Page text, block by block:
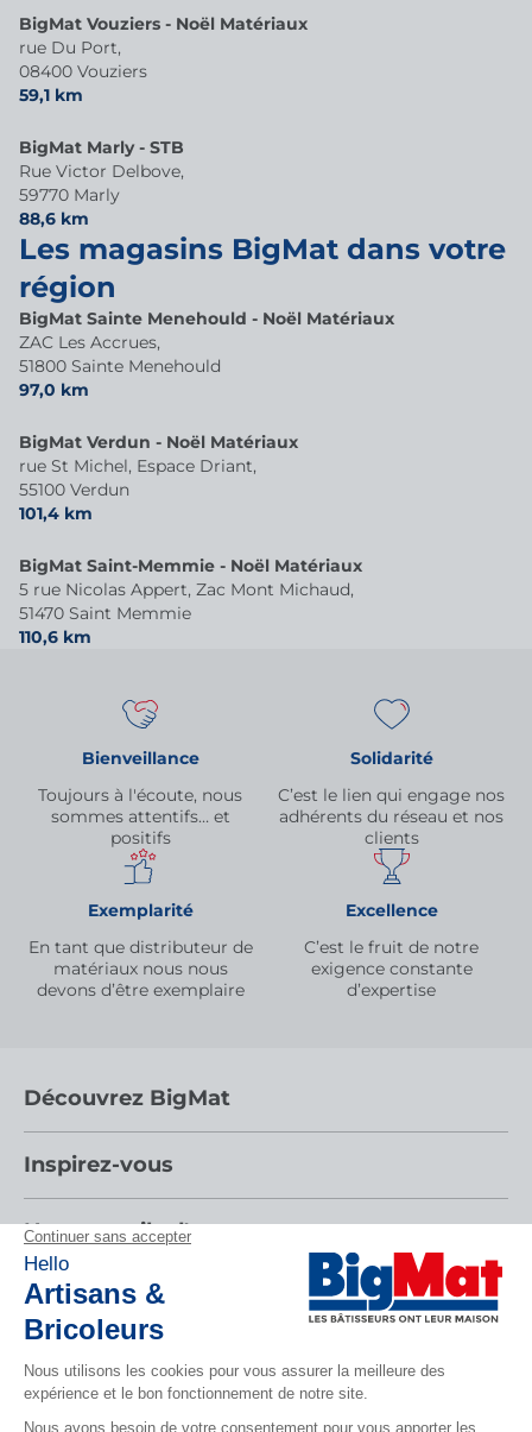
BigMat Vouziers - Noël Matériaux
rue Du Port,
08400 Vouziers
59,1 km
BigMat Marly - STB
Rue Victor Delbove,
59770 Marly
88,6 km
Les magasins BigMat dans votre
région
BigMat Sainte Menehould - Noël Matériaux
ZAC Les Accrues,
51800 Sainte Menehould
97,0 km
BigMat Verdun - Noël Matériaux
rue St Michel, Espace Driant,
55100 Verdun
101,4 km
BigMat Saint-Memmie - Noël Matériaux
5 rue Nicolas Appert, Zac Mont Michaud,
51470 Saint Memmie
110,6 km
Bienveillance
Toujours à l'écoute, nous
sommes attentifs… et
positifs
Solidarité
C’est le lien qui engage nos
adhérents du réseau et nos
clients
Exemplarité
En tant que distributeur de
matériaux nous nous
devons d’être exemplaire
Excellence
C’est le fruit de notre
exigence constante
d’expertise
Découvrez BigMat
Nous rejoindre
Devenez adhérent
Les services BigMat
Les Bâtisseurs du Sport
Inspirez-vous
Nos catalogues
Tendances
Nos conseils d'experts
Nos conseils
Nos tutos
Espace adhérent
CONTACTEZ-NOUS